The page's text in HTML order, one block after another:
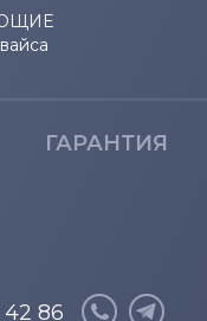
Satellite U Series
ГАРАНТИЯ
42 86